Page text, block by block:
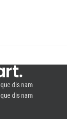
dis nam
dis nam